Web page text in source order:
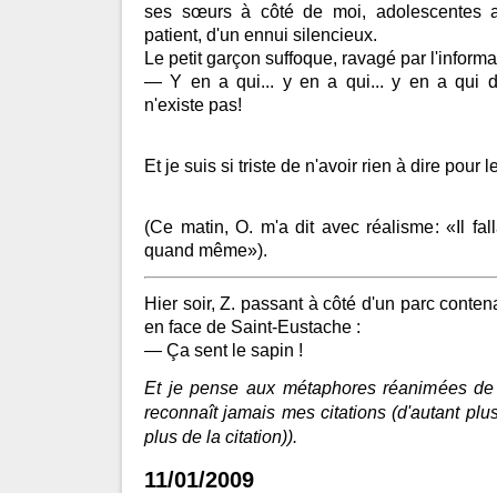
ses sœurs à côté de moi, adolescentes
patient, d'un ennui silencieux.
Le petit garçon suffoque, ravagé par
— Y en a qui... y en a qui... y en a qui
n'existe pas!
Et je suis si triste de n'avoir rien à dire pour
(Ce matin, O. m'a dit avec réalisme: «Il
quand même»).
Hier soir, Z. passant à côté d'un parc
en face de Saint-Eustache :
— Ça sent le sapin !
Et je pense aux métaphores réanimées
reconnaît jamais mes citations (d'autant
plus de la citation)).
11/01/2009